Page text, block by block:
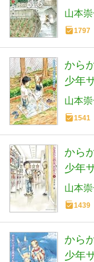
山本
1797
から
少年
山本
1541
から
少年
山本
1439
から
少年